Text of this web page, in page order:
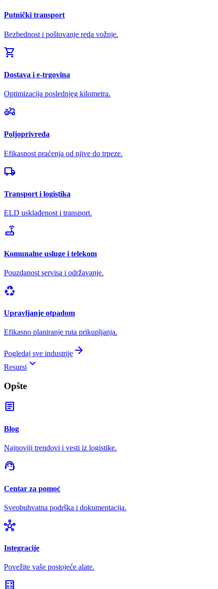
Putnički transport
Bezbednost i poštovanje reda vožnje.
shopping_cart
Dostava i e-trgovina
Optimizacija poslednjeg kilometra.
agriculture
Poljoprivreda
Efikasnost praćenja od njive do trpeze.
local_shipping
Transport i logistika
ELD usklađenost i transport.
router
Komunalne usluge i telekom
Pouzdanost servisa i održavanje.
recycling
Upravljanje otpadom
Efikasno planiranje ruta prikupljanja.
Pogledaj sve industrije arrow_forward
Resursi keyboard_arrow_down
Opšte
article
Blog
Najnoviji trendovi i vesti iz logistike.
support_agent
Centar za pomoć
Sveobuhvatna podrška i dokumentacija.
hub
Integracije
Povežite vaše postojeće alate.
calculate